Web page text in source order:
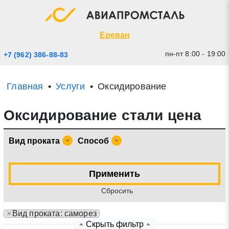
Ереван
+7 (962) 386-88-83 пн-пт 8:00 - 19:00
Главная Услуги Оксидирование
Оксидирование стали цена
Вид проката Способ
Применить
Cбросить
× Вид проката: саморез
Скрыть фильтр
Экспресс заявка
* - обязательные поля для заполнения
Прикрепить файл (до 20 mb)
Отправить заявку